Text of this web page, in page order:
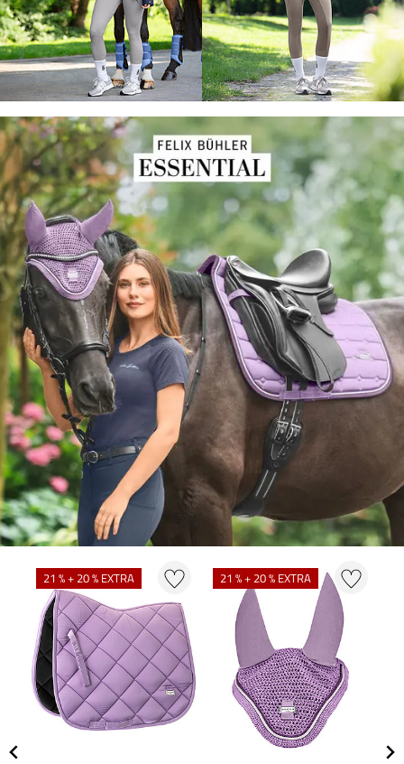
21 % + 20 % EXTRA 21 % + 20 % EXTRA